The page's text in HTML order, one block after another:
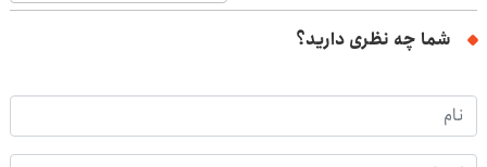
شما چه نظری دارید؟